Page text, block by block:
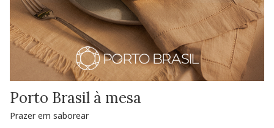
Porto Brasil à mesa
Prazer em saborear